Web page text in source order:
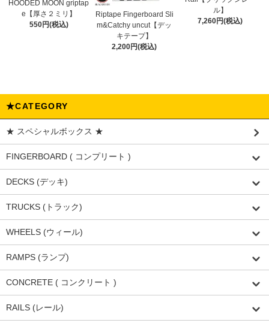
HOODED MOON griptap
e【厚さ２ミリ】
550円(税込)
Riptape Fingerboard Sli
m&Catchy uncut【デッ
キテープ】
2,200円(税込)
ル】
7,260円(税込)
★CATEGORY
★ スペシャルボックス ★
FINGERBOARD ( コンプリート )
DECKS (デッキ)
TRUCKS (トラック)
WHEELS (ウィール)
RAMPS (ランプ)
CONCRETE ( コンクリート )
RAILS (レール)